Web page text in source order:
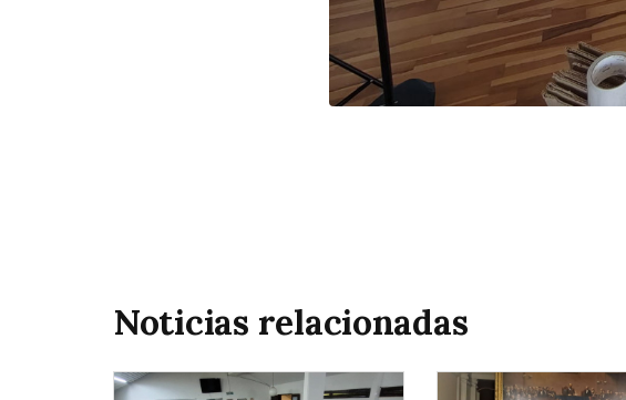
Noticias relacionadas